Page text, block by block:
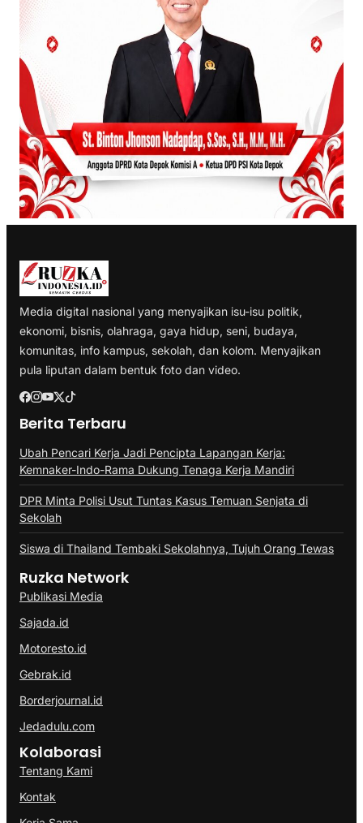
Media digital nasional yang menyajikan isu-isu politik,
ekonomi, bisnis, olahraga, gaya hidup, seni, budaya,
komunitas, info kampus, sekolah, dan kolom. Menyajikan
pula liputan dalam bentuk foto dan video.
Berita Terbaru
Ubah Pencari Kerja Jadi Pencipta Lapangan Kerja:
Kemnaker-Indo-Rama Dukung Tenaga Kerja Mandiri
DPR Minta Polisi Usut Tuntas Kasus Temuan Senjata di
Sekolah
Siswa di Thailand Tembaki Sekolahnya, Tujuh Orang Tewas
Ruzka Network
Publikasi Media
Sajada.id
Motoresto.id
Gebrak.id
Borderjournal.id
Jedadulu.com
Kolaborasi
Tentang Kami
Kontak